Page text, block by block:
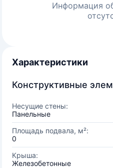
Информация
Характеристики
Конструктивные
Несущие стены:
Панельные
Площадь подвала, м²:
0
Крыша:
Железобетонные